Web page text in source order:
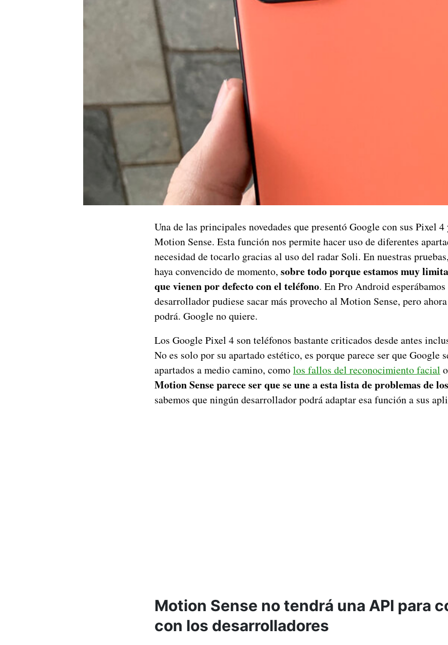
Una de las principales novedades que presentó Google con sus Pixel
Motion Sense. Esta función nos permite hacer uso de diferentes
necesidad de tocarlo gracias al uso del radar Soli. En nuestras
haya convencido de momento, sobre todo porque estamos muy
que vienen por defecto con el teléfono. En Pro Android
desarrollador pudiese sacar más provecho al Motion Sense, pero
podrá. Google no quiere.
Los Google Pixel 4 son teléfonos bastante criticados desde antes
No es solo por su apartado estético, es porque parece ser que Google
apartados a medio camino, comolos fallos del reconocimiento facial o
Motion Sense parece ser que se une a esta lista de problemas de
sabemos que ningún desarrollador podrá adaptar esa función a sus
Motion Sense no tendrá una API para
con los desarrolladores